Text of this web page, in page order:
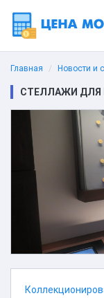
Главная Новости и
СТЕЛЛАЖИ ДЛЯ